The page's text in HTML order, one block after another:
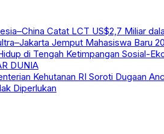
Catat LCT US$2,7 Miliar
Jemput Mahasiswa Baru
di Tengah Ketimpangan Sosial-
DUNIA
Kehutanan RI Soroti Dugaan
Diperlukan